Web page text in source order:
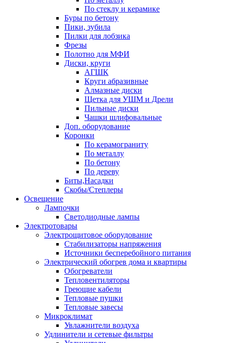
По стеклу и керамике
Буры по бетону
Пики, зубила
Пилки для лобзика
Фрезы
Полотно для МФИ
Диски, круги
АГШК
Круги абразивные
Алмазные диски
Щетка для УШМ и Дрели
Пильные диски
Чашки шлифовальные
Доп. оборудование
Коронки
По керамограниту
По металлу
По бетону
По дереву
Биты,Насадки
Скобы/Степлеры
Освещение
Лампочки
Светодиодные лампы
Электротовары
Электрощитовое оборудование
Стабилизаторы напряжения
Источники бесперебойного питания
Электрический обогрев дома и квартиры
Обогреватели
Тепловентиляторы
Греющие кабели
Тепловые пушки
Тепловые завесы
Микроклимат
Увлажнители воздуха
Удлинители и сетевые фильтры